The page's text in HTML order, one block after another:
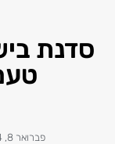
סדנת
פברואר 8, 2024